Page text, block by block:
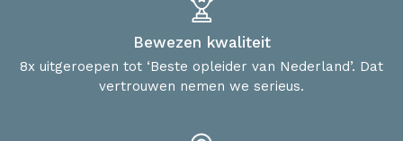
Bewezen kwaliteit
8x uitgeroepen tot ‘Beste opleider van Nederland’. Dat
vertrouwen nemen we serieus.